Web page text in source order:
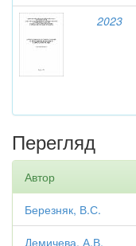
2023
Перегляд
Автор
Березняк, В.С.
Демичева, А.В.